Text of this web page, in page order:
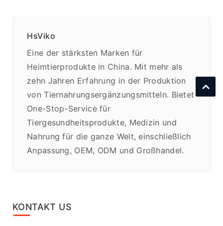
HsViko
Eine der stärksten Marken für
Heimtierprodukte in China. Mit mehr als
zehn Jahren Erfahrung in der Produktion
von Tiernahrungsergänzungsmitteln. Bietet
One-Stop-Service für
Tiergesundheitsprodukte, Medizin und
Nahrung für die ganze Welt, einschließlich
Anpassung, OEM, ODM und Großhandel.
KONTAKT US